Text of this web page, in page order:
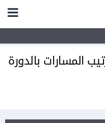
المسارات بالدورة